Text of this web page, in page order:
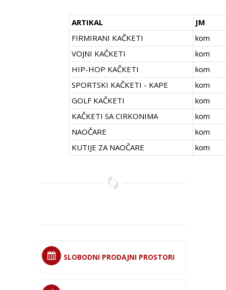
ARTIKAL
JM
FIRMIRANI KAČKETI
kom
VOJNI KAČKETI
kom
HIP-HOP KAČKETI
kom
SPORTSKI KAČKETI - KAPE
kom
GOLF KAČKETI
kom
KAČKETI SA CIRKONIMA
kom
NAOČARE
kom
KUTIJE ZA NAOČARE
kom
SLOBODNI PRODAJNI PROSTORI